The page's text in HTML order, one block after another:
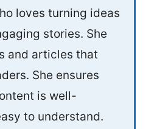
loves turning ideas
stories. She
and articles that
She ensures
is well-
to understand.